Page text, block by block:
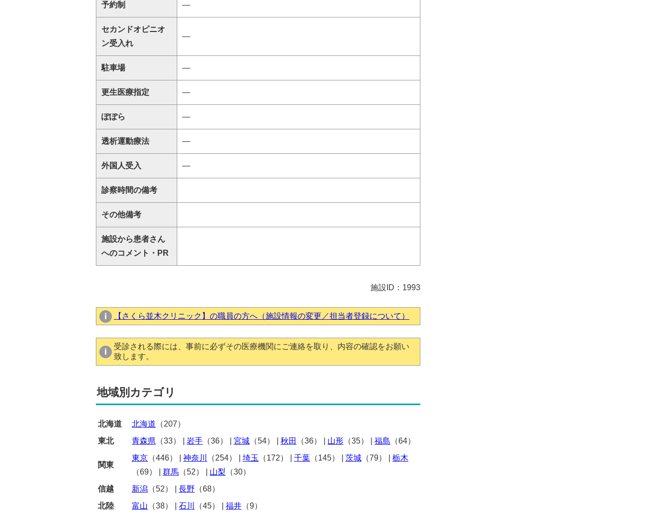
予約制 ―
セカンドオピニオ
ン受入れ
―
駐車場 ―
更生医療指定 ―
ぽぽら ―
透析運動療法 ―
外国人受入 ―
診察時間の備考
その他備考
施設から患者さん
へのコメント・PR
施設ID：1993
【さくら並木クリニック】の職員の方へ（施設情報の変更／担当者登録について）
受診される際には、事前に必ずその医療機関にご連絡を取り、内容の確認をお願い
致します。
地域別カテゴリ
北海道 北海道 （207）
東北
青森県 （33） 岩手 （36） 宮城 （54） 秋田 （36） 山形 （35） 福島 （64）
関東
東京 （446） 神奈川 （254） 埼玉 （172） 千葉 （145） 茨城 （79）
栃木
（69）
群馬 （52） 山梨 （30）
信越
新潟 （52） 長野 （68）
北陸
富山 （38） 石川 （45） 福井 （9）